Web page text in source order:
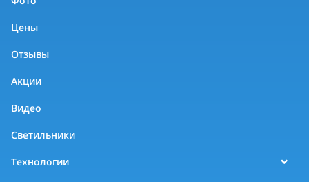
Цены
Отзывы
Акции
Видео
Светильники
Технологии